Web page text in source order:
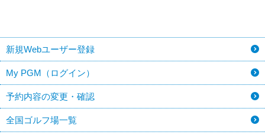
新規Webユーザー登録
My PGM（ログイン）
予約内容の変更・確認
全国ゴルフ場一覧